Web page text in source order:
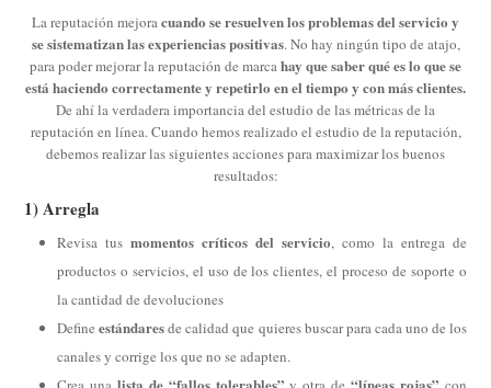
La reputación mejoracuando se resuelven los problemas del servicio y
se sistematizan las experiencias positivas. No hay ningún tipo de atajo,
para poder mejorar la reputación de marcahay que saber qué es lo que se
está haciendo correctamente y repetirlo en el tiempo y con más clientes.
De ahí la verdadera importancia del estudio de las métricas de la
reputación en línea. Cuando hemos realizado el estudio de la reputación,
debemos realizar las siguientes acciones para maximizar los buenos
resultados:
1) Arregla
Revisa tusmomentos críticos del servicio, como la entrega de
productos o servicios, el uso de los clientes, el proceso de soporte o
la cantidad de devoluciones
Defineestándaresde calidad que quieres buscar para cada uno de los
canales y corrige los que no se adapten.